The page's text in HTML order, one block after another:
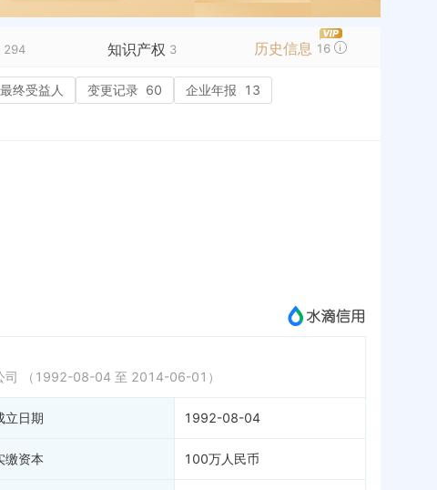
294 知识产权 3 历史信息 16
商标信息
成为vip查看
最终受益人 变更记录 60 企业年报
13
司 （1992-08-04 至 2014-06-01）
立日期 1992-08-04
缴资本 100万人民币